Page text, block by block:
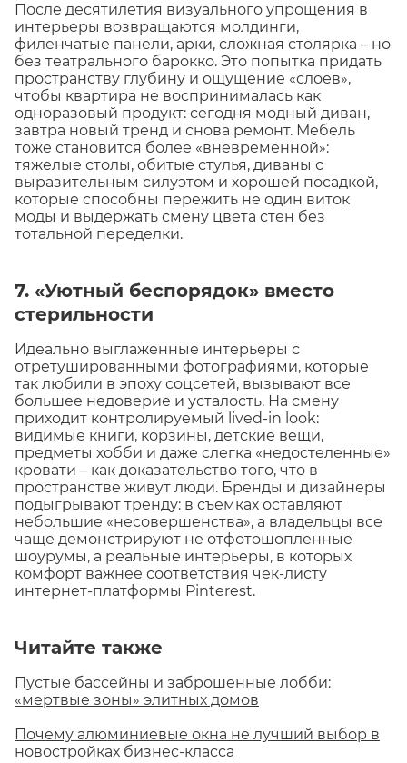
После десятилетия визуального упрощения в
интерьеры возвращаются молдинги,
филенчатые панели, арки, сложная столярка – но
без театрального барокко. Это попытка придать
пространству глубину и ощущение «слоев»,
чтобы квартира не воспринималась как
одноразовый продукт: сегодня модный диван,
завтра новый тренд и снова ремонт. Мебель
тоже становится более «вневременной»:
тяжелые столы, обитые стулья, диваны с
выразительным силуэтом и хорошей посадкой,
которые способны пережить не один виток
моды и выдержать смену цвета стен без
тотальной переделки.
7. «Уютный беспорядок» вместо
стерильности
Идеально выглаженные интерьеры с
отретушированными фотографиями, которые
так любили в эпоху соцсетей, вызывают все
большее недоверие и усталость. На смену
приходит контролируемый lived-in look:
видимые книги, корзины, детские вещи,
предметы хобби и даже слегка «недостеленные»
кровати – как доказательство того, что в
пространстве живут люди. Бренды и дизайнеры
подыгрывают тренду: в съемках оставляют
небольшие «несовершенства», а владельцы все
чаще демонстрируют не отфотошопленные
шоурумы, а реальные интерьеры, в которых
комфорт важнее соответствия чек-листу
интернет-платформы Pinterest.
Читайте также
Пустые бассейны и заброшенные лобби:
«мертвые зоны» элитных домов
Почему алюминиевые окна не лучший выбор в
новостройках бизнес-класса